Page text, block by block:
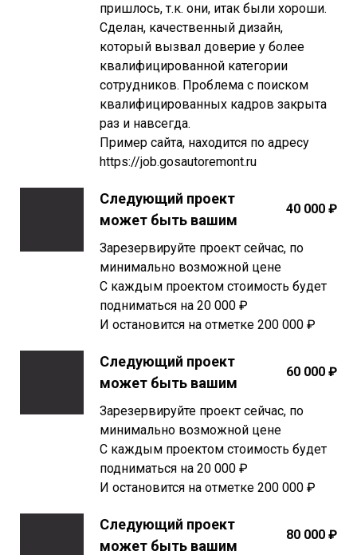
пришлось, т.к. они, итак были хороши.
Сделан, качественный дизайн,
который вызвал доверие у более
квалифицированной категории
сотрудников. Проблема с поиском
квалифицированных кадров закрыта
раз и навсегда.
Пример сайта, находится по адресу
https://job.gosautoremont.ru
Следующий проект
может быть вашим
40 000 ₽
Зарезервируйте проект сейчас, по
минимально возможной цене
С каждым проектом стоимость будет
подниматься на 20 000 ₽
И остановится на отметке 200 000 ₽
Следующий проект
может быть вашим
60 000 ₽
Зарезервируйте проект сейчас, по
минимально возможной цене
С каждым проектом стоимость будет
подниматься на 20 000 ₽
И остановится на отметке 200 000 ₽
Следующий проект
может быть вашим
80 000 ₽